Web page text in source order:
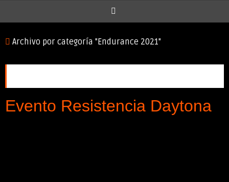
Inicio
Archivo por categoría "Endurance 2021"
Evento Resistencia Daytona